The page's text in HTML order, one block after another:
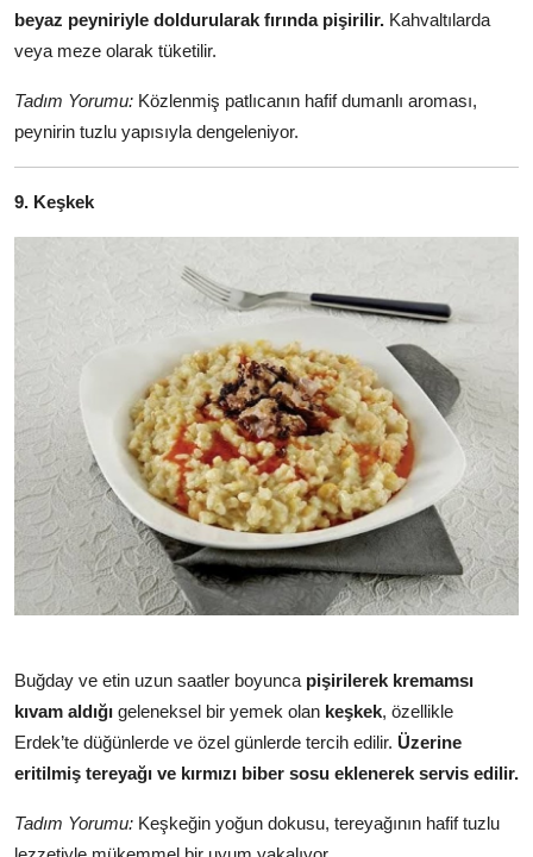
beyaz peyniriyle doldurularak fırında pişirilir. Kahvaltılarda
veya meze olarak tüketilir.
Tadım Yorumu: Közlenmiş patlıcanın hafif dumanlı aroması,
peynirin tuzlu yapısıyla dengeleniyor.
9. Keşkek
Buğday ve etin uzun saatler boyunca pişirilerek kremamsı
kıvam aldığı geleneksel bir yemek olan keşkek, özellikle
Erdek’te düğünlerde ve özel günlerde tercih edilir. Üzerine
eritilmiş tereyağı ve kırmızı biber sosu eklenerek servis edilir.
Tadım Yorumu: Keşkeğin yoğun dokusu, tereyağının hafif tuzlu